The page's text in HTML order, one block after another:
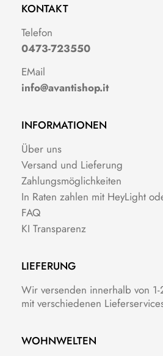
KONTAKT
Telefon
0473-723550
EMail
info@avantishop.it
INFORMATIONEN
Über uns
Versand und Lieferung
Zahlungsmöglichkeiten
In Raten zahlen mit HeyLight
FAQ
KI Transparenz
LIEFERUNG
Wir versenden innerhalb von 1-
mit verschiedenen
WOHNWELTEN